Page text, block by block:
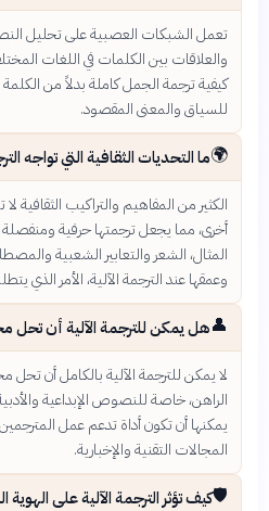
تعمل الشبكات العصبية على تحليل
والعلاقات بين الكلمات في اللغات
كيفية ترجمة الجمل كاملة بدلاً من
للسياق والمعنى المقصود.
🌍ما التحديات الثقافية التي تواجه
الكثير من المفاهيم والتراكيب
أخرى، مما يجعل ترجمتها حرفية
المثال، الشعر والتعابير الشعبية
وعمقها عند الترجمة الآلية، الأمر الذي
👤هل يمكن للترجمة الآلية أن تحل
لا يمكن للترجمة الآلية بالكامل أن
الراهن، خاصة للنصوص الإبداعية
يمكنها أن تكون أداة تدعم عمل
المجالات التقنية والإخبارية.
🛡️كيف تؤثر الترجمة الآلية على الهوية